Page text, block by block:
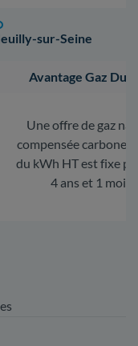
sur-Seine
Avantage Gaz
Une offre de gaz
compensée carbone.
du kWh HT est fixe
4 ans et 1 mois.